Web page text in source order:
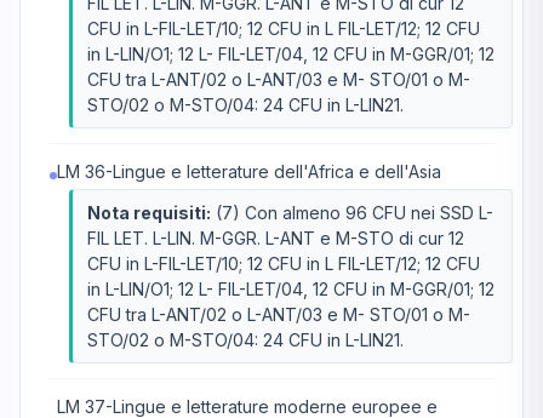
CFU in L-FIL-LET/10; 12 CFU in L FIL-LET/12; 12 CFU
in L-LIN/O1; 12 L- FIL-LET/04, 12 CFU in M-GGR/01; 12
CFU tra L-ANT/02 o L-ANT/03 e M- STO/01 o M-
STO/02 o M-STO/04: 24 CFU in L-LIN21.
LM 36-Lingue e letterature dell'Africa e dell'Asia
Nota requisiti: (7) Con almeno 96 CFU nei SSD L-
FIL LET. L-LIN. M-GGR. L-ANT e M-STO di cur 12
CFU in L-FIL-LET/10; 12 CFU in L FIL-LET/12; 12 CFU
in L-LIN/O1; 12 L- FIL-LET/04, 12 CFU in M-GGR/01; 12
CFU tra L-ANT/02 o L-ANT/03 e M- STO/01 o M-
STO/02 o M-STO/04: 24 CFU in L-LIN21.
LM 37-Lingue e letterature moderne europee e